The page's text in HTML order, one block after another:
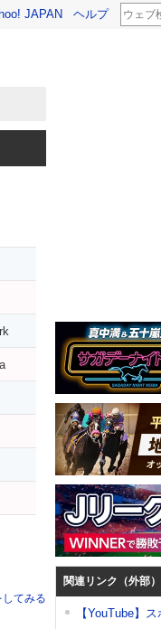
JAPAN ヘルプ
てみる
関連リンク（外部）
【YouTube】